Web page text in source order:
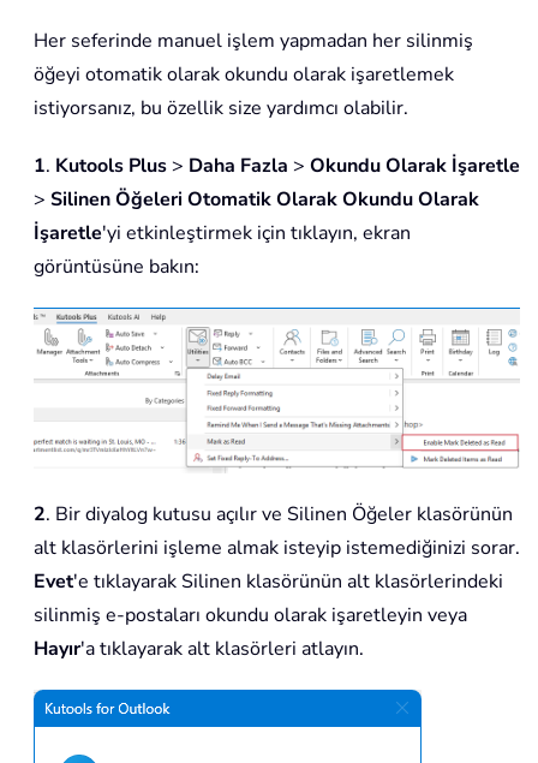
Her seferinde manuel işlem yapmadan her silinmiş
öğeyi otomatik olarak okundu olarak işaretlemek
istiyorsanız, bu özellik size yardımcı olabilir.
1. Kutools Plus > Daha Fazla > Okundu Olarak İşaretle
> Silinen Öğeleri Otomatik Olarak Okundu Olarak
İşaretle'yi etkinleştirmek için tıklayın, ekran
görüntüsüne bakın:
2. Bir diyalog kutusu açılır ve Silinen Öğeler klasörünün
alt klasörlerini işleme almak isteyip istemediğinizi sorar.
Evet'e tıklayarak Silinen klasörünün alt klasörlerindeki
silinmiş e-postaları okundu olarak işaretleyin veya
Hayır'a tıklayarak alt klasörleri atlayın.